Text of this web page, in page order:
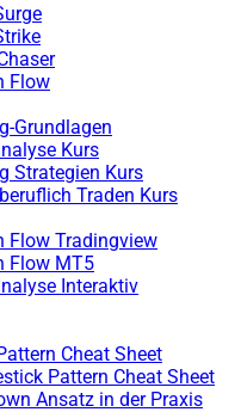
Flow
Grundlagen
Kurs
Strategien Kurs
Traden Kurs
Flow Tradingview
Flow MT5
Interaktiv
Cheat Sheet
Pattern Cheat Sheet
Ansatz in der Praxis